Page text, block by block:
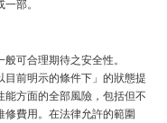
部。
可合理期待之安全性。
前明示的條件下」的狀態提
方面的全部風險，包括但不
費用。在法律允許的範圍